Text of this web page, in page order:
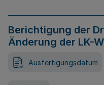
Berichtigung der
Änderung der LK-
Ausfertigungsdatum